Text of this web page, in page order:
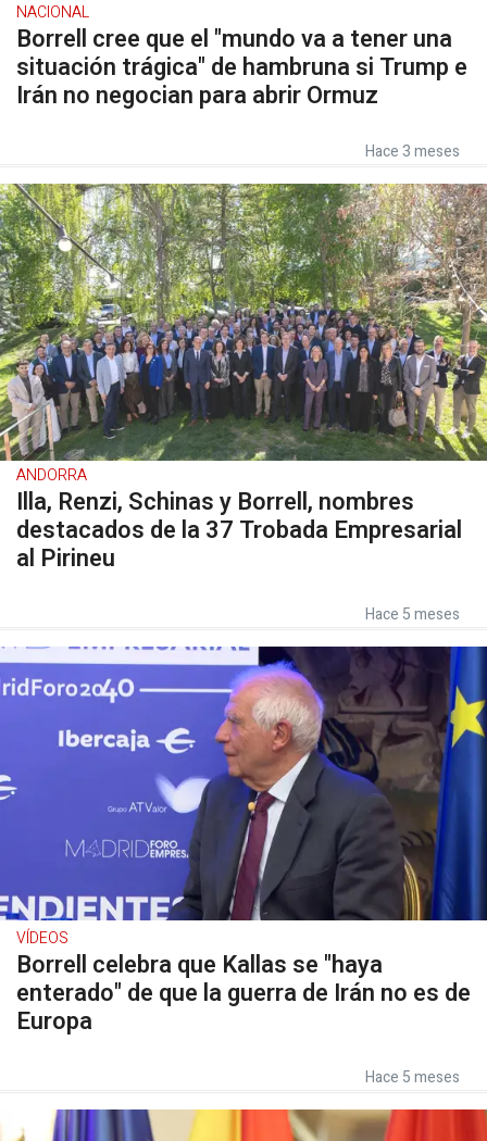
NACIONAL
Borrell cree que el "mundo va a tener una
situación trágica" de hambruna si Trump e
Irán no negocian para abrir Ormuz
Hace 3 meses
ANDORRA
Illa, Renzi, Schinas y Borrell, nombres
destacados de la 37 Trobada Empresarial
al Pirineu
Hace 5 meses
VÍDEOS
Borrell celebra que Kallas se "haya
enterado" de que la guerra de Irán no es de
Europa
Hace 5 meses